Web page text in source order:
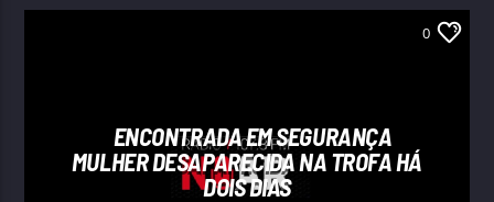
0
ENCONTRADA EM SEGURANÇA
MULHER DESAPARECIDA NA TROFA HÁ
DOIS DIAS